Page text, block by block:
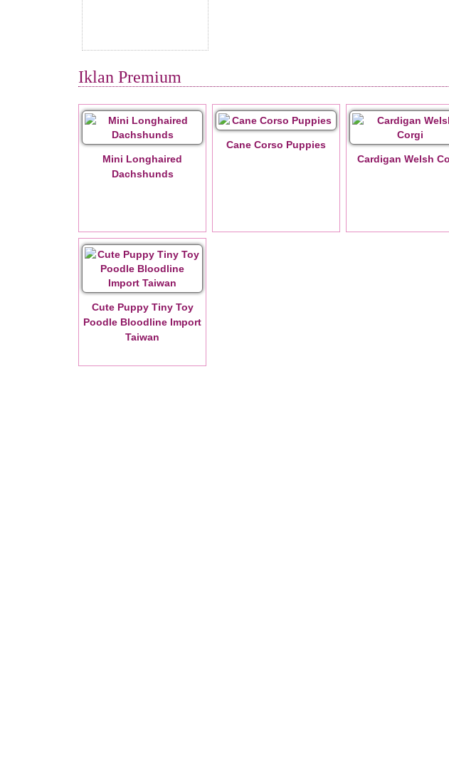
Iklan Premium
Mini Longhaired
Dachshunds
Cane Corso Puppies
Cardigan Welsh
Cute Puppy Tiny Toy
Poodle Bloodline Import
Taiwan